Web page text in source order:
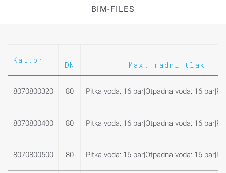
BIM-FILES
Kat.br.
DN Max. radni tlak
8070800320 80 Pitka voda: 16 bar|Otpadna voda: 16
8070800400 80 Pitka voda: 16 bar|Otpadna voda: 16
8070800500 80 Pitka voda: 16 bar|Otpadna voda: 16